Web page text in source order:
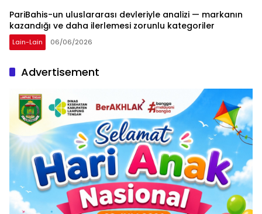
PariBahis-un uluslararası devleriyle analizi — markanın
kazandığı ve daha ilerlemesi zorunlu kategoriler
Lain-Lain 06/06/2026
Advertisement